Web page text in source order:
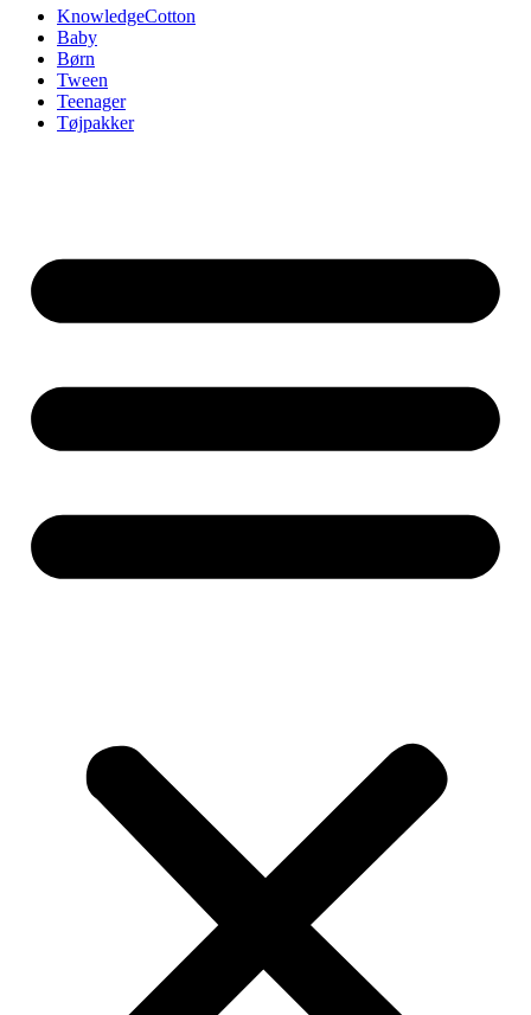
KnowledgeCotton
Baby
Børn
Tween
Teenager
Tøjpakker